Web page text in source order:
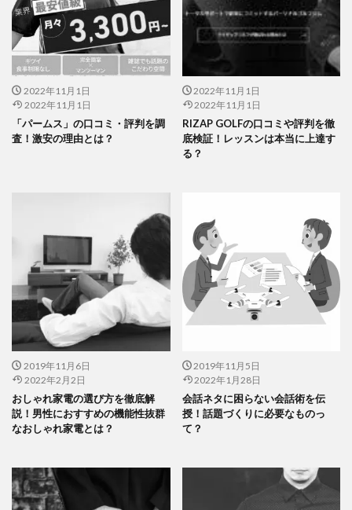
2022年11月1日
2022年11月1日
「パームス」の口コミ・評判を調
査！激安の理由とは？
2022年11月1日
2022年11月1日
RIZAP GOLFの口コミや評判を徹
底検証！レッスンは本当に上達す
る？
2019年11月6日
2022年2月2日
おしゃれ家電の選び方を徹底解
説！男性におすすめの機能性抜群
なおしゃれ家電とは？
2019年11月5日
2022年1月28日
会話ネタに困らない会話術を伝
授！話題づくりに必要なものっ
て？